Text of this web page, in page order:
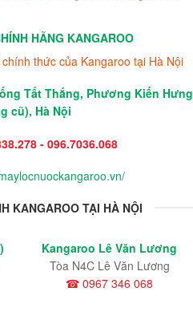
HÃNG KANGAROO
thức của Kangaroo tại Hà Nội
Tất Thắng, Phương Kiến Hưng
cũ), Hà Nội
- 096.7036.068
KANGAROO TẠI HÀ NỘI
Kangaroo Lê Văn Lương
Tòa N4C Lê Văn Lương
☎ 0967 346 068